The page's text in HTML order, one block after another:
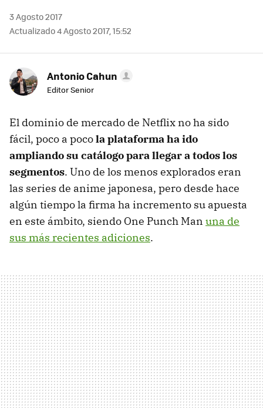
3 Agosto 2017
Actualizado 4 Agosto 2017, 15:52
Antonio Cahun
Editor Senior
El dominio de mercado de Netflix no ha sido
fácil, poco a pocola plataforma ha ido
ampliando su catálogo para llegar a todos los
segmentos. Uno de los menos explorados eran
las series de anime japonesa, pero desde hace
algún tiempo la firma ha incremento su apuesta
en este ámbito, siendo One Punch Man una de
sus más recientes adiciones.